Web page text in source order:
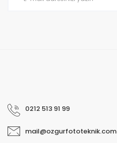
0212 513 91 99
mail@ozgurfototeknik.com